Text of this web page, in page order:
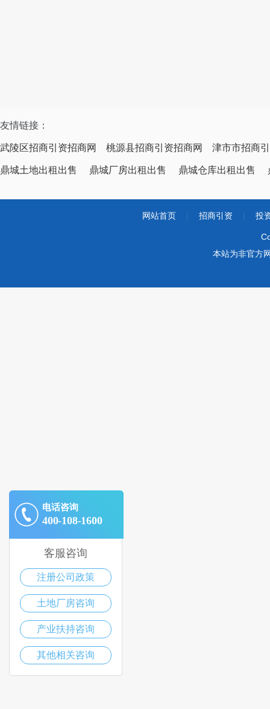
友情链接：
武陵区招商引资招商网 桃源县招商引资招商网 津市市招商
鼎城土地出租出售 鼎城厂房出租出售 鼎城仓库出租出售
网站首页 招商引资 投
本站为非官方
电话咨询
400-108-1600
客服咨询
注册公司政策
土地厂房咨询
产业扶持咨询
其他相关咨询